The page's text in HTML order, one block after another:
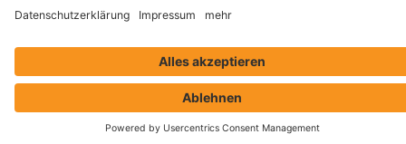
Deutsch